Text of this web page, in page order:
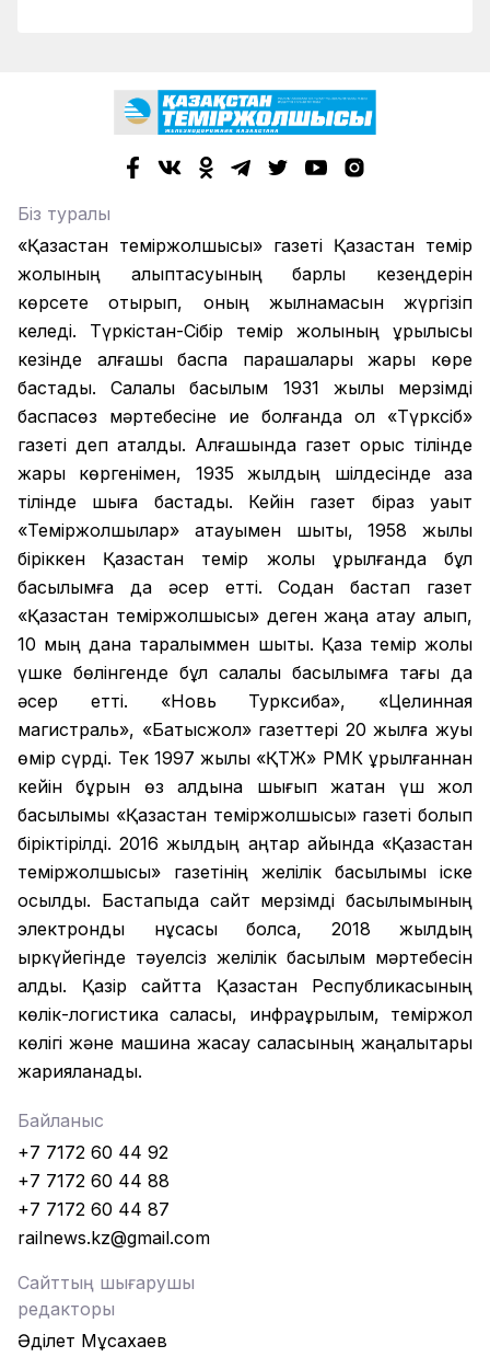
Біз туралы
«Қазақстан теміржолшысы» газеті Қазақстан темір
жолының қалыптасуының барлық кезеңдерін
көрсете отырып, оның жылнамасын жүргізіп
келеді. Түркістан-Сібір темір жолының құрылысы
кезінде алғашқы баспа парақшалары жарық көре
бастады. Салалық басылым 1931 жылы мерзімді
баспасөз мәртебесіне ие болғанда ол «Түрксіб»
газеті деп аталды. Алғашында газет орыс тілінде
жарық көргенімен, 1935 жылдың шілдесінде қазақ
тілінде шыға бастады. Кейін газет біраз уақыт
«Теміржолшылар» атауымен шықты, 1958 жылы
біріккен Қазақстан темір жолы құрылғанда бұл
басылымға да әсер етті. Содан бастап газет
«Қазақстан теміржолшысы» деген жаңа атау алып,
10 мың дана таралыммен шықты. Қазақ темір жолы
үшке бөлінгенде бұл салалық басылымға тағы да
әсер етті. «Новь Турксиба», «Целинная
магистраль», «Батысжол» газеттері 20 жылға жуық
өмір сүрді. Тек 1997 жылы «ҚТЖ» РМК құрылғаннан
кейін бұрын өз алдына шығып жатқан үш жол
басылымы «Қазақстан теміржолшысы» газеті болып
біріктірілді. 2016 жылдың қаңтар айында «Қазақстан
теміржолшысы» газетінің желілік басылымы іске
қосылды. Бастапқыда сайт мерзімді басылымының
электронды нұсқасы болса, 2018 жылдың
қыркүйегінде тәуелсіз желілік басылым мәртебесін
алды. Қазір сайтта Қазақстан Республикасының
көлік-логистика саласы, инфрақұрылым, теміржол
көлігі және машина жасау саласының жаңалықтары
жарияланады.
Байланыс
+7 7172 60 44 92
+7 7172 60 44 88
+7 7172 60 44 87
railnews.kz@gmail.com
Сайттың шығарушы
редакторы
Әділет Мұсахаев